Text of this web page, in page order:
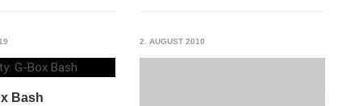
Bash
2. AUGUST 2010